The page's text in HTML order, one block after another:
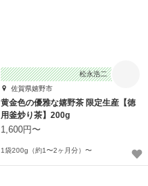
松永浩二
佐賀県嬉野市
黄金色の優雅な嬉野茶 限定生産【徳
用釜炒り茶】200g
1,600円〜
1袋200g（約1〜2ヶ月分）〜